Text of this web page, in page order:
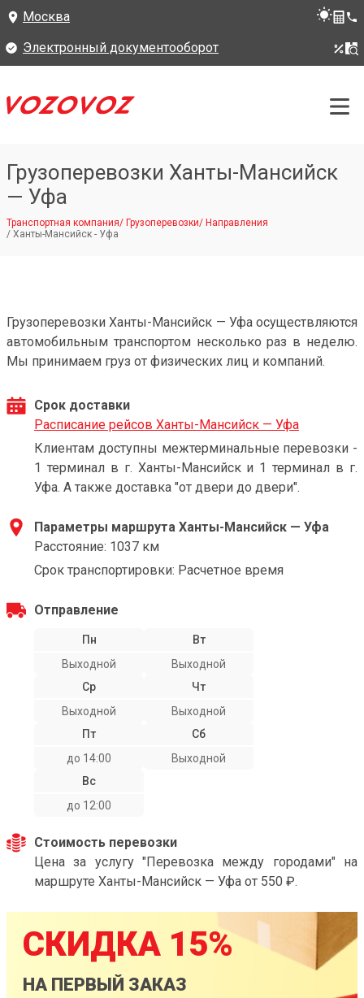
Москва
Электронный документооборот
Грузоперевозки Ханты-Мансийск
— Уфа
Транспортная компания/ Грузоперевозки/ Направления
/ Ханты-Мансийск - Уфа
Грузоперевозки Ханты-Мансийск — Уфа осуществляются
автомобильным транспортом несколько раз в неделю.
Мы принимаем груз от физических лиц и компаний.
Срок доставки
Расписание рейсов Ханты-Мансийск — Уфа
Клиентам доступны межтерминальные перевозки -
1 терминал в г. Ханты-Мансийск и 1 терминал в г.
Уфа. А также доставка "от двери до двери".
Параметры маршрута Ханты-Мансийск — Уфа
Расстояние: 1037 км
Срок транспортировки: Расчетное время
Отправление
Пн
Выходной
Вт
Выходной
Ср
Выходной
Чт
Выходной
Пт
до 14:00
Сб
Выходной
Вс
до 12:00
Стоимость перевозки
Цена за услугу "Перевозка между городами" на
маршруте Ханты-Мансийск — Уфа от 550 ₽.
СКИДКА 15%
НА ПЕРВЫЙ ЗАКАЗ